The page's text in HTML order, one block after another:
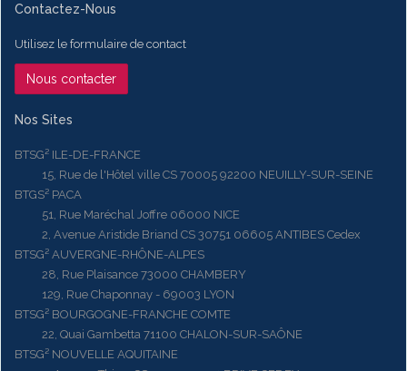
Contactez-Nous
Utilisez le formulaire de contact
Nous contacter
Nos Sites
BTSG² ILE-DE-FRANCE
15, Rue de l'Hôtel ville CS 70005 92200 NEUILLY-SUR-SEINE
BTGS² PACA
51, Rue Maréchal Joffre 06000 NICE
2, Avenue Aristide Briand CS 30751 06605 ANTIBES Cedex
BTSG² AUVERGNE-RHÔNE-ALPES
28, Rue Plaisance 73000 CHAMBERY
129, Rue Chaponnay - 69003 LYON
BTSG² BOURGOGNE-FRANCHE COMTE
22, Quai Gambetta 71100 CHALON-SUR-SAÔNE
BTSG² NOUVELLE AQUITAINE